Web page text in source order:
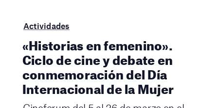
Actividades
«Historias en femenino».
Ciclo de cine y debate en
conmemoración del Día
Internacional de la Mujer